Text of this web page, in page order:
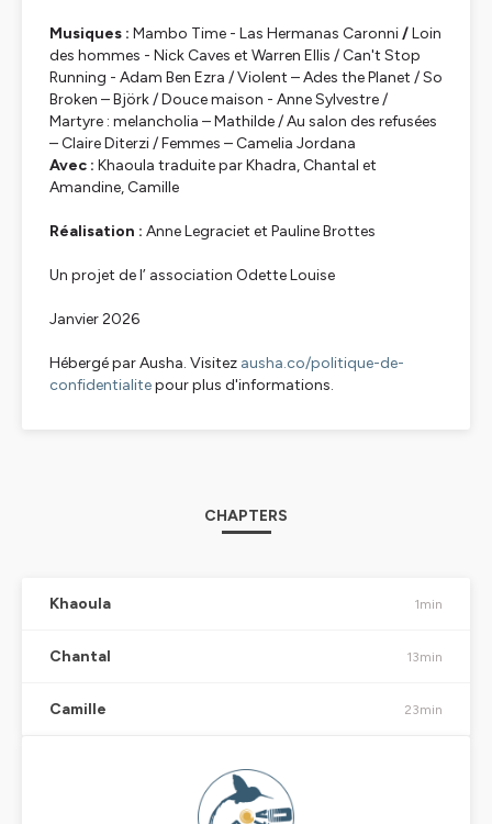
Musiques : Mambo Time - Las Hermanas Caronni/Loin
des hommes - Nick Caves et Warren Ellis / Can't Stop
Running - Adam Ben Ezra /Violent – Ades the Planet /So
Broken – Björk /Douce maison - Anne Sylvestre /
Martyre : melancholia – Mathilde /Au salon des refusées
– Claire Diterzi /Femmes – Camelia Jordana
Avec : Khaoula traduite par Khadra, Chantal et
Amandine, Camille
Réalisation : Anne Legraciet et Pauline Brottes
Un projet de l’ association Odette Louise
Janvier 2026
Hébergé par Ausha. Visitez ausha.co/politique-de-
confidentialitepour plus d'informations.
CHAPTERS
Khaoula 1min
Chantal 13min
Camille 23min